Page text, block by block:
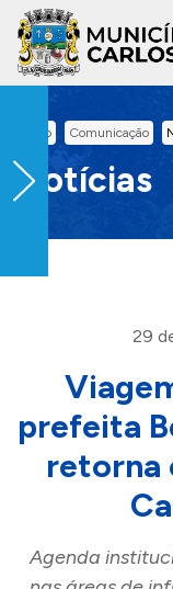
Ir para conteúdo
Inicio Comunicação
Notícias
29
prefeita
retorna
Agenda